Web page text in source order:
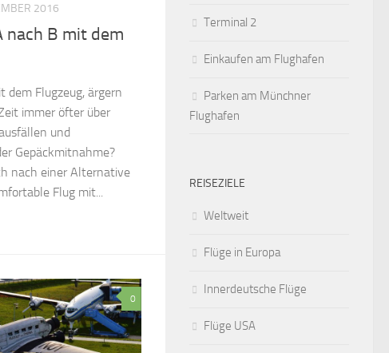
2016
nach B mit dem
dem Flugzeug, ärgern
immer öfter über
und
Gepäckmitnahme?
nach einer Alternative
Flug mit...
0
Terminal 2
Einkaufen am Flughafen
Parken am Münchner
Flughafen
REISEZIELE
Weltweit
Flüge in Europa
Innerdeutsche Flüge
Flüge USA